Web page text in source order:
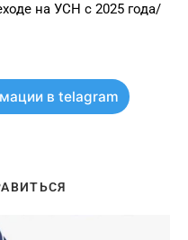
на УСН с 2025 года/
в telagram